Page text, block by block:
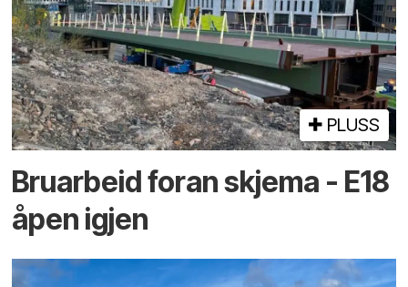
PLUSS
Bruarbeid foran skjema - E18
åpen igjen